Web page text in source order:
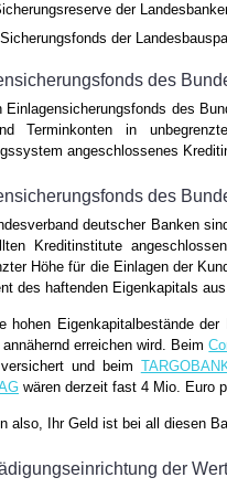
der
der
des
Einlagensicherungsfonds des
Terminkonten in
angeschlossenes
des
deutscher Banken
Kreditinstitute
Höhe für die Einlagen der
des haftenden Eigenkapitals
hohen Eigenkapitalbestände
annähernd erreichen wird. Beim
und beim
wären derzeit fast 4 Mio. Euro
also, Ihr Geld ist bei all diesen
der